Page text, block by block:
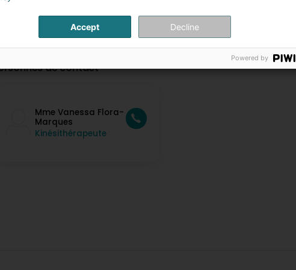
de contact
Mme Vanessa Flora-
Marques
Kinésithérapeute
Accept Decline
Powered by